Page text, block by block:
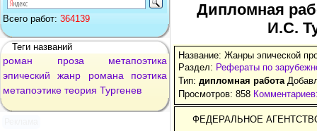
Всего работ: 364139
Теги названий
роман проза
метапоэтика
эпический
жанр романа
поэтика
метапоэтике теория Тургенев
Дипломная
И.С.
Название: Жанры эпической
Раздел: Рефераты по
Тип: дипломная работа
Просмотров: 858
ФЕДЕРАЛЬНОЕ